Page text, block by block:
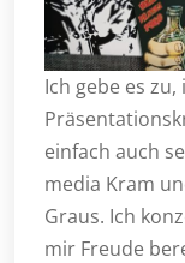
Ich gebe es
einfach auch
media Kram
Graus. Ich
mir Freude